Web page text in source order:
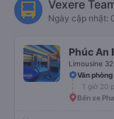
Vexere
Ngày cập nhật:
Phúc An
Limousine
Văn
1 giờ 20
Bến xe